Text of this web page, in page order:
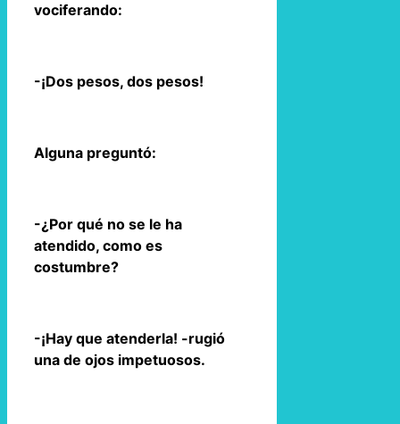
vociferando:
-¡Dos pesos, dos pesos!
Alguna preguntó:
-¿Por qué no se le ha
atendido, como es
costumbre?
-¡Hay que atenderla! -rugió
una de ojos impetuosos.